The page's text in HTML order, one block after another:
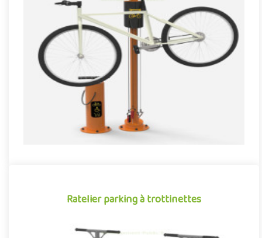
Borne de réparation vélo
Équipement public installé en libre accès dans les villes, parcs et
jardins... La borne d'entretien et de réparation pour vé..
Ratelier parking à trottinettes